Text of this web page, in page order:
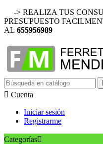
-> REALIZA TUS
PRESUPUESTO
AL 655956989
 Cuenta
Iniciar sesión
Registrarme
Categorías